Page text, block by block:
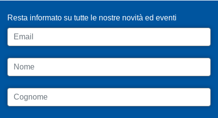
Resta informato su tutte le nostre novità ed eventi
Email
Nome
Cognome